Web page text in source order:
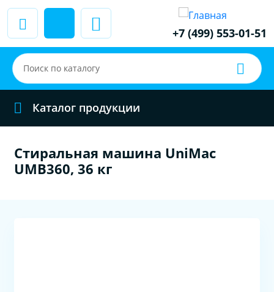
+7 (499) 553-01-51
Каталог продукции
Стиральная машина UniMac
UMB360, 36 кг